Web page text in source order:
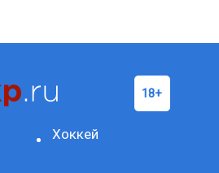
Хоккей